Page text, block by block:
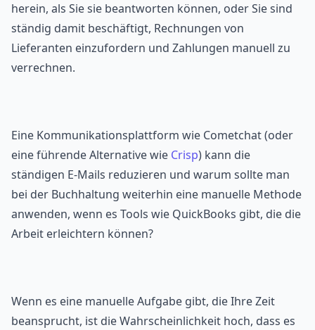
herein, als Sie sie beantworten können, oder Sie sind
ständig damit beschäftigt, Rechnungen von
Lieferanten einzufordern und Zahlungen manuell zu
verrechnen.
Eine Kommunikationsplattform wie Cometchat (oder
eine führende Alternative wie Crisp) kann die
ständigen E-Mails reduzieren und warum sollte man
bei der Buchhaltung weiterhin eine manuelle Methode
anwenden, wenn es Tools wie QuickBooks gibt, die die
Arbeit erleichtern können?
Wenn es eine manuelle Aufgabe gibt, die Ihre Zeit
beansprucht, ist die Wahrscheinlichkeit hoch, dass es